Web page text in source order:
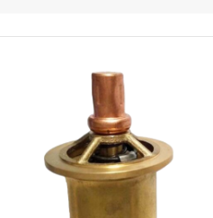
Быстрый просмотр